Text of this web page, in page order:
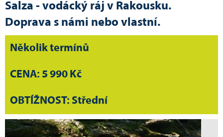
Salza - vodácký ráj v Rakousku.
Doprava s námi nebo vlastní.
Několik termínů
CENA: 5 990 Kč
OBTÍŽNOST: Střední